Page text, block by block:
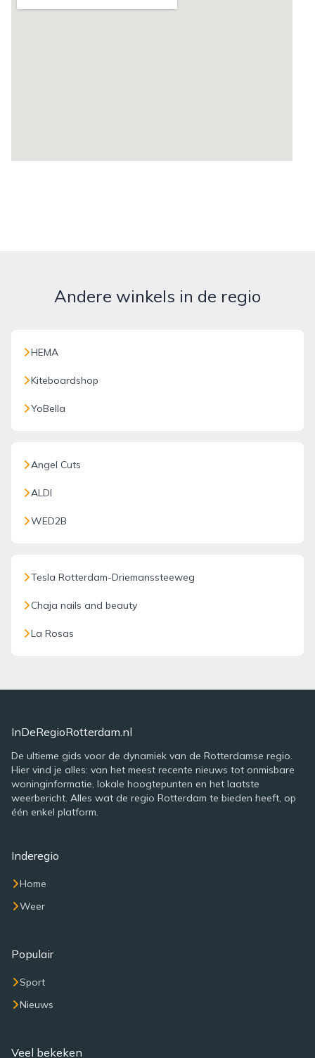
Andere winkels in de regio
HEMA
Kiteboardshop
YoBella
Angel Cuts
ALDI
WED2B
Tesla Rotterdam-Driemanssteeweg
Chaja nails and beauty
La Rosas
InDeRegioRotterdam.nl
De ultieme gids voor de dynamiek van de Rotterdamse regio.
Hier vind je alles: van het meest recente nieuws tot onmisbare
woninginformatie, lokale hoogtepunten en het laatste
weerbericht. Alles wat de regio Rotterdam te bieden heeft, op
één enkel platform.
Inderegio
Home
Weer
Populair
Sport
Nieuws
Veel bekeken